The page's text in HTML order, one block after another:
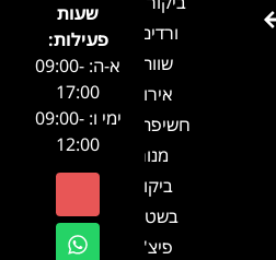
ורדים –
שווה!!
אירוע
חשיפה- זיו
מנור
ביקור
בשטח-
פיצ'ר
שעות
פעילות:
א-ה: 09:00-
17:00
ימי ו: 09:00-
12:00